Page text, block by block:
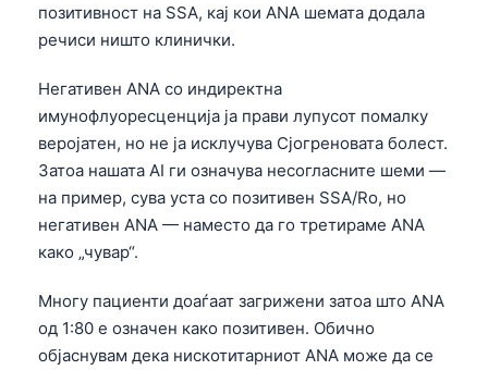
позитивност на SSA, кај кои ANA шемата додала
речиси ништо клинички.
Негативен ANA со индиректна
имунофлуоресценција ја прави лупусот помалку
веројатен, но не ја исклучува Сјогреновата болест.
Затоа нашата AI ги означува несогласните шеми —
на пример, сува уста со позитивен SSA/Ro, но
негативен ANA — наместо да го третираме ANA
како „чувар“.
Многу пациенти доаѓаат загрижени затоа што ANA
од 1:80 е означен како позитивен. Обично
објаснувам дека нискотитарниот ANA може да се